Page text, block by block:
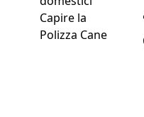
Capire la
Polizza Cane